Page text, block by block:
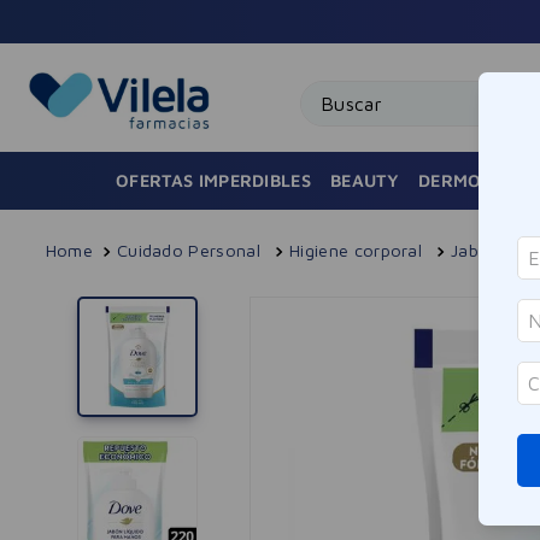
OFERTAS IMPERDIBLES BEAUTY
Cuidado Personal Higiene corporal Jabones y